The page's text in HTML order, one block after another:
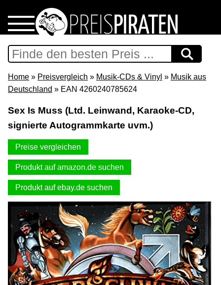
Home
Download
Support & Newsletter
Presse
Datenschutz
Impressum
Home » Preisvergleich » Musik-CDs & Vinyl » Musik aus
Deutschland » EAN 4260240785624
Sex Is Muss (Ltd. Leinwand, Karaoke-CD,
signierte Autogrammkarte uvm.)
Preise vergleichen
Produkt auf amazon.de suchen
Produkt auf ebay.de suchen